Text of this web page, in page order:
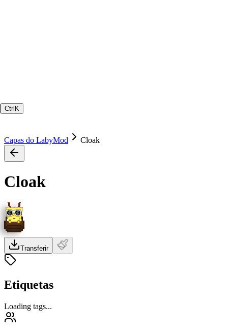
Ctrl K
Capas do LabyMod Cloak
Cloak
Transferir
Etiquetas
Loading tags...